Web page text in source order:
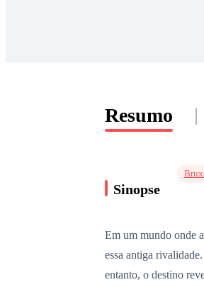
Resumo
Sinopse
Em um mundo onde
essa antiga
entanto, o destino